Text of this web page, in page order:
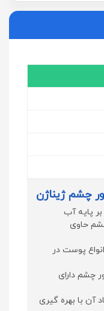
چشم ژیناژن
پایه آب
حاوی
پوست در
چشم دارای
آن با بهره گیری